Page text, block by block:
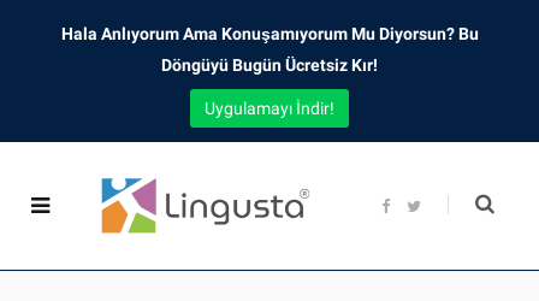
F
b
t
Hala Anlıyorum Ama Konuşamıyorum Mu Diyorsun? Bu
Döngüyü Bugün Ücretsiz Kır!
Uygulamayı İndir!